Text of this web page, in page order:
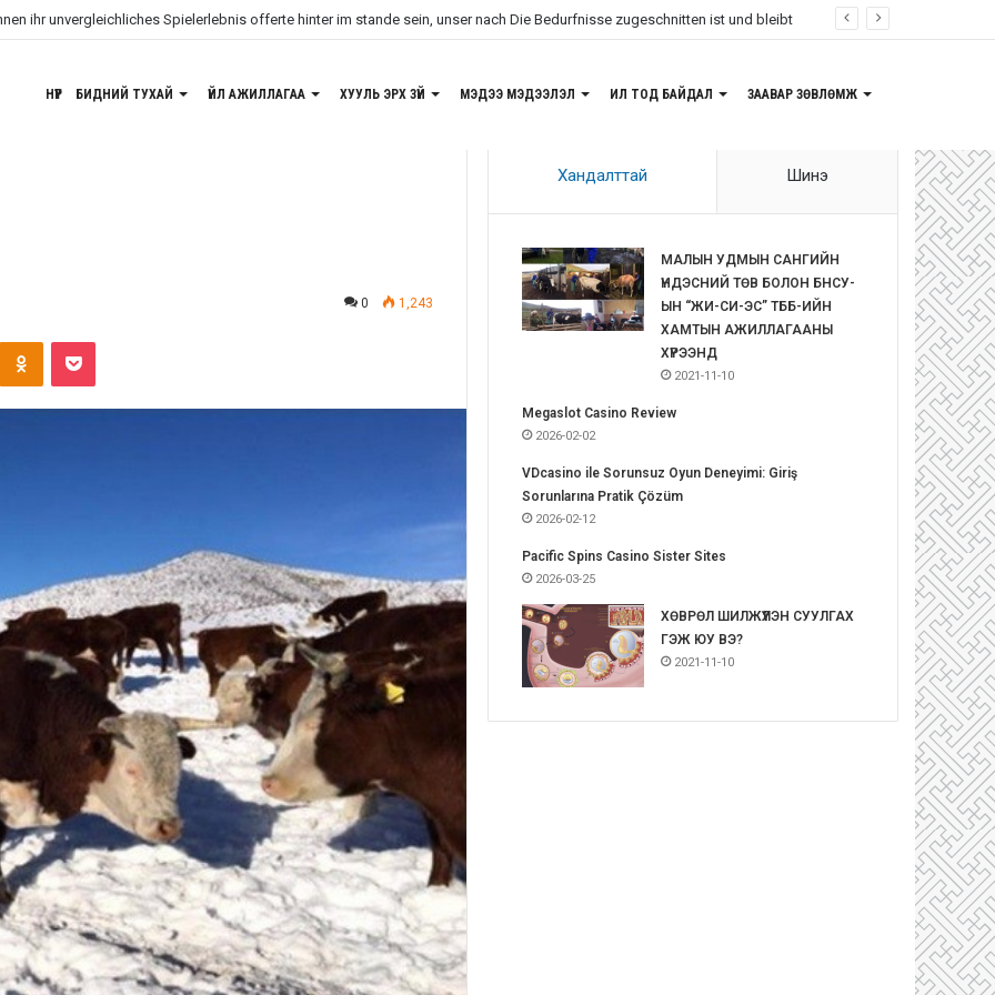
ihr unvergleichliches Spielerlebnis offerte hinter im stande sein, unser nach Die Bedurfnisse zugeschnitten ist und bleibt
НҮҮР БИДНИЙ ТУХАЙ ҮЙЛ АЖИЛЛАГАА ХУУЛЬ ЭРХ ЗҮЙ МЭДЭЭ МЭДЭЭЛЭЛ ИЛ ТОД БАЙДАЛ ЗААВАР ЗӨВЛӨМЖ
0 1,243
Хандалттай Шинэ
МАЛЫН УДМЫН САНГИЙН
ҮНДЭСНИЙ ТӨВ БОЛОН БНСУ-
ЫН “ЖИ-СИ-ЭС” ТББ-ИЙН
ХАМТЫН АЖИЛЛАГААНЫ
ХҮРЭЭНД
2021-11-10
Megaslot Casino Review
2026-02-02
VDcasino ile Sorunsuz Oyun Deneyimi: Giriş
Sorunlarına Pratik Çözüm
2026-02-12
Pacific Spins Casino Sister Sites
2026-03-25
ХӨВРӨЛ ШИЛЖҮҮЛЭН СУУЛГАХ
ГЭЖ ЮУ ВЭ?
2021-11-10